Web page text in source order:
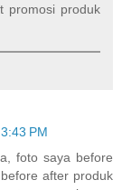
promosi produk
PM
foto saya before
after produk